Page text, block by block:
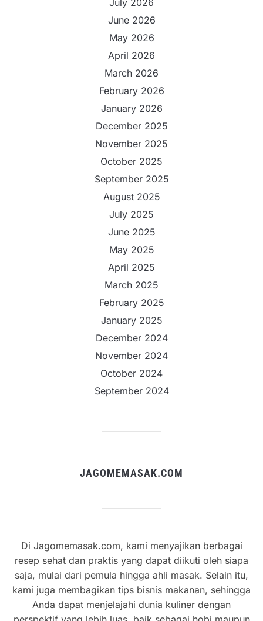
June 2026
May 2026
April 2026
March 2026
February 2026
January 2026
December 2025
November 2025
October 2025
September 2025
August 2025
July 2025
June 2025
May 2025
April 2025
March 2025
February 2025
January 2025
December 2024
November 2024
October 2024
September 2024
JAGOMEMASAK.COM
Di Jagomemasak.com, kami menyajikan berbagai
resep sehat dan praktis yang dapat diikuti oleh siapa
saja, mulai dari pemula hingga ahli masak. Selain itu,
kami juga membagikan tips bisnis makanan, sehingga
Anda dapat menjelajahi dunia kuliner dengan